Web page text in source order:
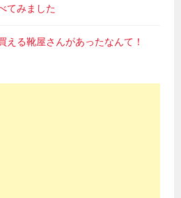
てみました
える靴屋さんがあったなんて！